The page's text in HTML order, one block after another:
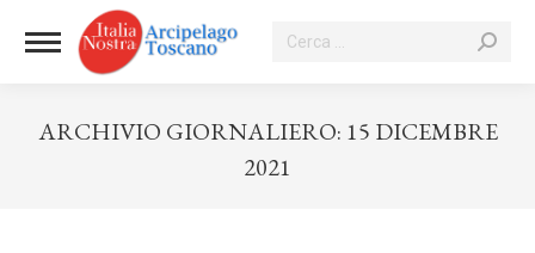
Cerca:
ARCHIVIO GIORNALIERO: 15 DICEMBRE
2021